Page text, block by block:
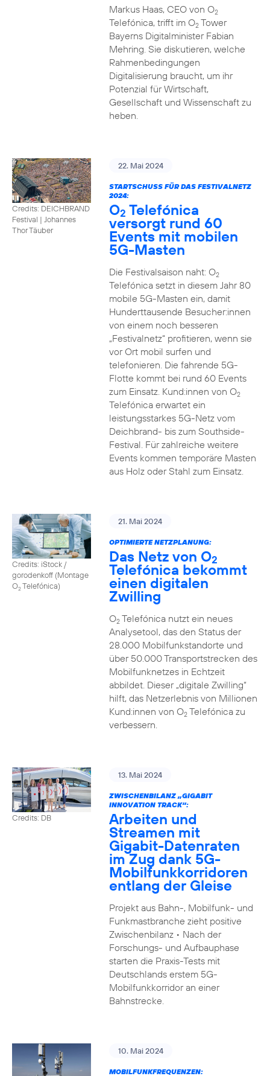
Markus Haas, CEO von O2
Telefónica, trifft im O2Tower
Bayerns Digitalminister Fabian
Mehring. Sie diskutieren, welche
Rahmenbedingungen
Digitalisierung braucht, um ihr
Potenzial für Wirtschaft,
Gesellschaft und Wissenschaft zu
heben.
Credits: DEICHBRAND
Festival | Johannes
Thor Täuber
22. Mai 2024
STARTSCHUSS FÜR DAS FESTIVALNETZ
2024:
O2 Telefónica
versorgt rund 60
Events mit mobilen
5G-Masten
Die Festivalsaison naht: O2
Telefónica setzt in diesem Jahr 80
mobile 5G-Masten ein, damit
Hunderttausende Besucher:innen
von einem noch besseren
„Festivalnetz“ profitieren, wenn sie
vor Ort mobil surfen und
telefonieren. Die fahrende 5G-
Flotte kommt bei rund 60 Events
zum Einsatz. Kund:innen von O2
Telefónica erwartet ein
leistungsstarkes 5G-Netz vom
Deichbrand- bis zum Southside-
Festival. Für zahlreiche weitere
Events kommen temporäre Masten
aus Holz oder Stahl zum Einsatz.
Credits: iStock /
gorodenkoff (Montage
O2Telefónica)
21. Mai 2024
OPTIMIERTE NETZPLANUNG:
Das Netz von O2
Telefónica bekommt
einen digitalen
Zwilling
O2Telefónica nutzt ein neues
Analysetool, das den Status der
28.000 Mobilfunkstandorte und
über 50.000 Transportstrecken des
Mobilfunknetzes in Echtzeit
abbildet. Dieser „digitale Zwilling“
hilft, das Netzerlebnis von Millionen
Kund:innen von O2Telefónica zu
verbessern.
Credits: DB
13. Mai 2024
ZWISCHENBILANZ „GIGABIT
INNOVATION TRACK“:
Arbeiten und
Streamen mit
Gigabit-Datenraten
im Zug dank 5G-
Mobilfunkkorridoren
entlang der Gleise
Projekt aus Bahn-, Mobilfunk- und
Funkmastbranche zieht positive
Zwischenbilanz • Nach der
Forschungs- und Aufbauphase
starten die Praxis-Tests mit
Deutschlands erstem 5G-
Mobilfunkkorridor an einer
Bahnstrecke.
10. Mai 2024
MOBILFUNKFREQUENZEN: